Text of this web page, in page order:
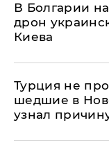
В Болгарии
дрон
Киева
Турция не
шедшие в
узнал